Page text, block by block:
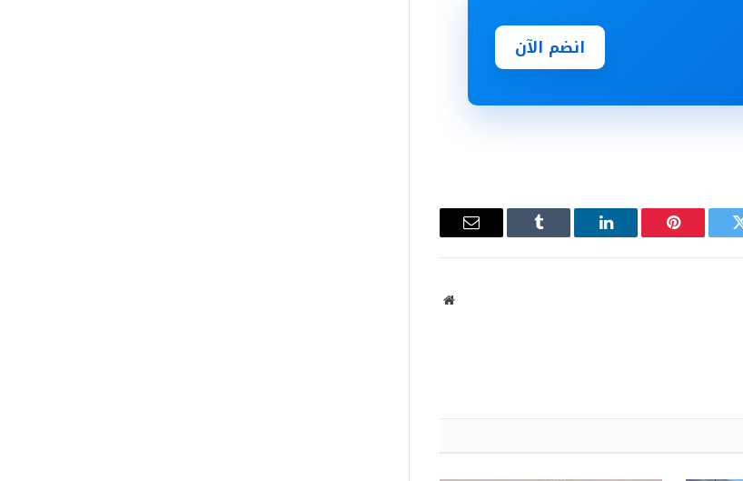
انضم الآن
تويتر بينتيريستلينكدإن Tumblr
البريد
موقع